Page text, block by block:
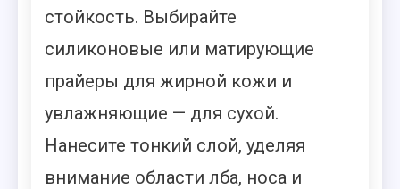
стойкость. Выбирайте
силиконовые или матирующие
прайеры для жирной кожи и
увлажняющие — для сухой.
Нанесите тонкий слой, уделяя
внимание области лба, носа и